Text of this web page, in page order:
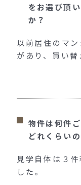
をお選び頂
か？
以前居住のマ
があり、買い替
物件は何件
どれくらい
見学自体は３
した。